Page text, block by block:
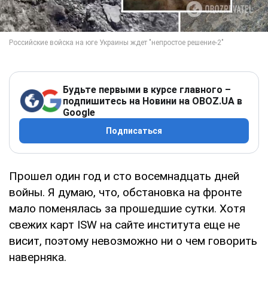
Будьте первыми в курсе главного –
подпишитесь на Новини на OBOZ.UA в
Google
Подписаться
Прошел один год и сто восемнадцать дней
войны. Я думаю, что, обстановка на фронте
мало поменялась за прошедшие сутки. Хотя
свежих карт ISW на сайте института еще не
висит, поэтому невозможно ни о чем говорить
наверняка.